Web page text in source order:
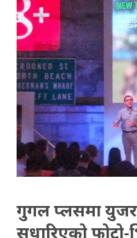
अनुसार परिक्षणमा रहेको यो
शहरहरुमा सुरु हुनेछन् ।
वास्तविकतामा परिणत हुँदैछन्
को आगमन सँगै तपाईले
सट्टा हवाईमार्ग मार्फत
ल्याइपुर्याइदिनेछन् । यसका
'डेलिभरी' गर्न सकिने जेफ
लागि तलको यो अमेजन एयर
गुगल प्लसमा
सुधारिएको